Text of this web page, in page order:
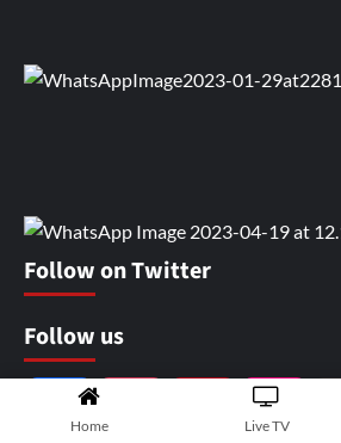
Follow on Twitter
Follow us
Facebook Pinterest
Home Live TV